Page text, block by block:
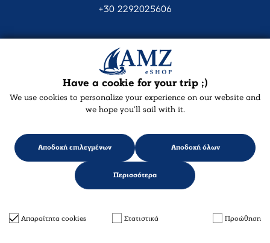
+30 2292025606
Social Media
Designed & developed withkeyvosby Infocube
Have a cookie for your trip ;)
We use cookies to personalize your experience on our website and
we hope you'll sail with it.
Αποδοχή επιλεγμένων Αποδοχή όλων
Περισσότερα
Απαραίτητα cookies Στατιστικά Προώθηση